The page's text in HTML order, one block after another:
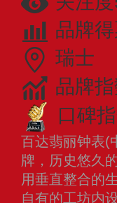
品牌
瑞士
品牌
口碑
百达翡丽钟表(
牌，历史悠久
用垂直整合的
自有的工坊内